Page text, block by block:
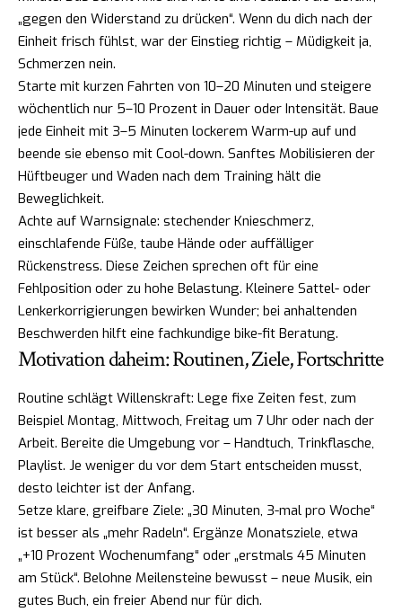
„gegen den Widerstand zu drücken“. Wenn du dich nach der
Einheit frisch fühlst, war der Einstieg richtig – Müdigkeit ja,
Schmerzen nein.
Starte mit kurzen Fahrten von 10–20 Minuten und steigere
wöchentlich nur 5–10 Prozent in Dauer oder Intensität. Baue
jede Einheit mit 3–5 Minuten lockerem Warm-up auf und
beende sie ebenso mit Cool-down. Sanftes Mobilisieren der
Hüftbeuger und Waden nach dem Training hält die
Beweglichkeit.
Achte auf Warnsignale: stechender Knieschmerz,
einschlafende Füße, taube Hände oder auffälliger
Rückenstress. Diese Zeichen sprechen oft für eine
Fehlposition oder zu hohe Belastung. Kleinere Sattel- oder
Lenkerkorrigierungen bewirken Wunder; bei anhaltenden
Beschwerden hilft eine fachkundige bike-fit Beratung.
Motivation daheim: Routinen, Ziele, Fortschritte
Routine schlägt Willenskraft: Lege fixe Zeiten fest, zum
Beispiel Montag, Mittwoch, Freitag um 7 Uhr oder nach der
Arbeit. Bereite die Umgebung vor – Handtuch, Trinkflasche,
Playlist. Je weniger du vor dem Start entscheiden musst,
desto leichter ist der Anfang.
Setze klare, greifbare Ziele: „30 Minuten, 3-mal pro Woche“
ist besser als „mehr Radeln“. Ergänze Monatsziele, etwa
„+10 Prozent Wochenumfang“ oder „erstmals 45 Minuten
am Stück“. Belohne Meilensteine bewusst – neue Musik, ein
gutes Buch, ein freier Abend nur für dich.